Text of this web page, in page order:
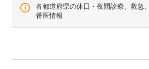
各都道府県の休日・夜間診療、救急
番医情報